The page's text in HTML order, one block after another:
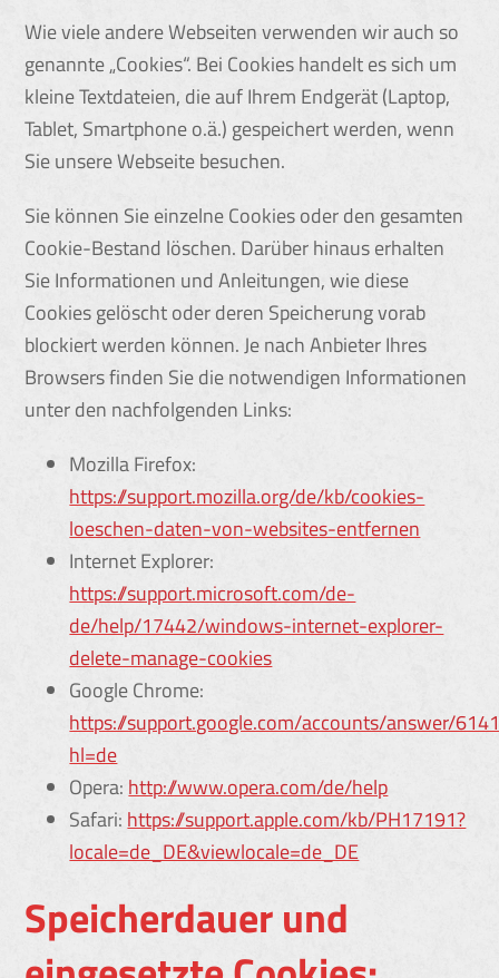
Wie viele andere Webseiten verwenden wir auch so
genannte „Cookies“. Bei Cookies handelt es sich um
kleine Textdateien, die auf Ihrem Endgerät (Laptop,
Tablet, Smartphone o.ä.) gespeichert werden, wenn
Sie unsere Webseite besuchen.
Sie können Sie einzelne Cookies oder den gesamten
Cookie-Bestand löschen. Darüber hinaus erhalten
Sie Informationen und Anleitungen, wie diese
Cookies gelöscht oder deren Speicherung vorab
blockiert werden können. Je nach Anbieter Ihres
Browsers finden Sie die notwendigen Informationen
unter den nachfolgenden Links:
Mozilla Firefox:
https://support.mozilla.org/de/kb/cookies-
loeschen-daten-von-websites-entfernen
Internet Explorer:
https://support.microsoft.com/de-
de/help/17442/windows-internet-explorer-
delete-manage-cookies
Google Chrome:
https://support.google.com/accounts/answer/
hl=de
Opera: http://www.opera.com/de/help
Safari: https://support.apple.com/kb/PH17191?
locale=de_DE&viewlocale=de_DE
Speicherdauer und